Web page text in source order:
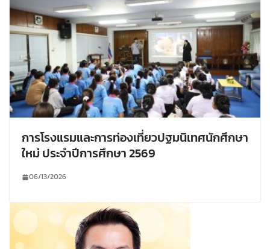
การโรงแรมและการท่องเที่ยวปฐมนิเทศนักศึกษา
ใหม่ ประจำปีการศึกษา 2569
06/13/2026